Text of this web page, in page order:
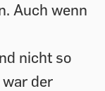
Auch wenn
nicht so
der